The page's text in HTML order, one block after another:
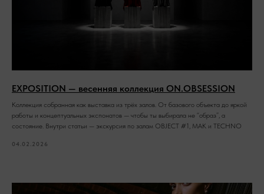
EXPOSITION — весенняя коллекция ON.OBSESSION
Коллекция собранная как выставка из трёх залов. От базового объекта до яркой
работы и концептуальных экспонатов — чтобы ты выбирала не “образ”, а
состояние. Внутри статьи — экскурсия по залам OBJECT #1, MAK и TECHNO
04.02.2026